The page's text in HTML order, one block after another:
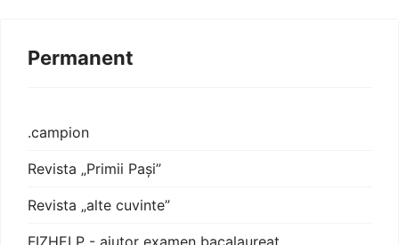
Permanent
.campion
Revista „Primii Pași”
Revista „alte cuvinte”
FIZHELP - ajutor examen bacalaureat